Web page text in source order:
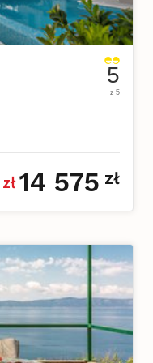
5
z 5
zł 14 575 zł